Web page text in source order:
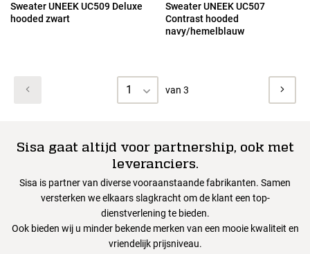
Sweater UNEEK UC509 Deluxe
hooded zwart
Sweater UNEEK UC507
Contrast hooded
navy/hemelblauw
1 van 3
Sisa gaat altijd voor partnership, ook met
leveranciers.
Sisa is partner van diverse vooraanstaande fabrikanten. Samen
versterken we elkaars slagkracht om de klant een top-
dienstverlening te bieden.
Ook bieden wij u minder bekende merken van een mooie kwaliteit en
vriendelijk prijsniveau.